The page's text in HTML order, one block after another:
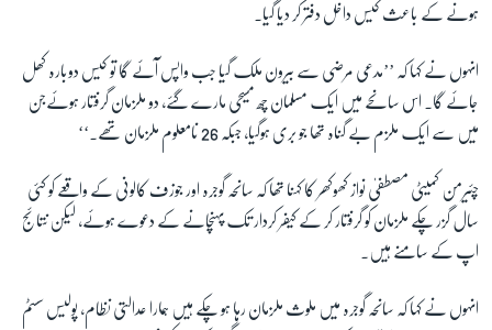
زبان
ہونے کے باعث کیس داخل دفتر کر دیا گیا۔
انہوں نے کہا کہ ’’مدعی مرضی سے بیرون ملک گیا جب واپس آئے گا تو کیس دوبارہ کھل
جائے گا۔ اس سانحے میں ایک مسلمان چھ مسیحی مارے گئے، دو ملزمان گرفتار ہوئےجن
میں سے ایک ملزم بے گناہ تھا جو بری ہوگیا، جبکہ 26 نامعلوم ملزمان تھے۔‘‘
چئیرمن کمیٹی مصطفیٰ نواز کھوکھر کا کہنا تھا کہ سانحہ گوجرہ اور جوزف کالونی کے واقعے کو کئی
سال گزر چکے ملزمان کو گرفتار کر کے کیفر کردار تک پہنچانے کے دعوے ہوئے، لیکن نتائج
اپ کے سامنے ہیں۔
انہوں نے کہا کہ سانحہ گوجرہ میں ملوث ملزمان رہا ہو چکے ہیں ہمارا عدالتی نظام، پولیس سسٹم